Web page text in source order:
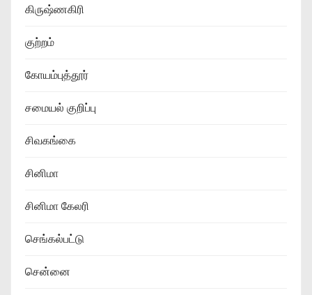
கிருஷ்ணகிரி
குற்றம்
கோயம்புத்தூர்
சமையல் குறிப்பு
சிவகங்கை
சினிமா
சினிமா கேலரி
செங்கல்பட்டு
சென்னை